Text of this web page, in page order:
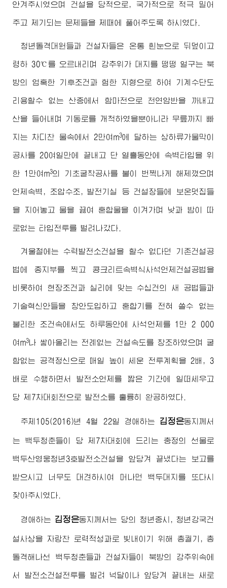
안겨주시였으며 건설을 당적으로, 국가적으로 적극 밀어
주고 제기되는 문제들을 제때에 풀어주도록 하시였다.
청년돌격대원들과 건설자들은 온통 흰눈으로 뒤덮이고
령하 30℃를 오르내리며 강추위가 대지를 떵떵 얼구는 북
방의 엄혹한 기후조건과 험한 지형으로 하여 기계수단도
리용할수 없는 산중에서 함마전으로 천연암반을 까내고
산을 들어내며 기동로를 개척하였을뿐아니라 무릎까지 빠
지는 차디찬 물속에서 2만여m3에 달하는 상하류가물막이
공사를 20여일만에 끝내고 단 열흘동안에 속벽타입을 위
한 1만여m3의 기초굴착공사를 불이 번쩍나게 해제꼈으며
언제속벽, 조압수조, 발전기실 등 건설장들에 보온덧집들
을 지어놓고 물을 끓여 혼합물을 이겨가며 낮과 밤이 따
로없는 타입전투를 벌려나갔다.
겨울철에는 수력발전소건설을 할수 없다던 기존건설공
법에 종지부를 찍고 콩크리트속벽식사석언제건설공법을
비롯하여 현장조건과 실리에 맞는 수십건의 새 공법들과
기술혁신안들을 창안도입하고 혼합기를 전혀 쓸수 없는
불리한 조건속에서도 하루동안에 사석언제를 1만 2 000
여m3 나 쌓아올리는 전례없는 건설속도를 창조하였으며 굴
함없는 공격정신으로 매일 높이 세운 전투계획을 2배, 3
배로 수행하면서 발전소언제를 짧은 기간에 일떠세우고
당 제7차대회전으로 발전소를 훌륭히 완공하였다.
주체105(2016)년 4월 22일 경애하는 김정은동지 께서
는 백두청춘들이 당 제7차대회에 드리는 충정의 선물로
백두산영웅청년3호발전소건설을 앞당겨 끝냈다는 보고를
받으시고 너무도 대견하시여 머나먼 백두대지를 또다시
찾아주시였다.
경애하는 김정은동지 께서는 당의 청년중시, 청년강국건
설사상을 자랑찬 로력적성과로 빛내이기 위해 총궐기, 총
돌격해나선 백두청춘들과 건설자들이 북방의 강추위속에
서 발전소건설전투를 벌려 넉달이나 앞당겨 끝내는 새로